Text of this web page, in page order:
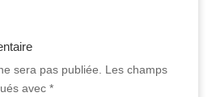
sera pas publiée.
Les champs
avec *